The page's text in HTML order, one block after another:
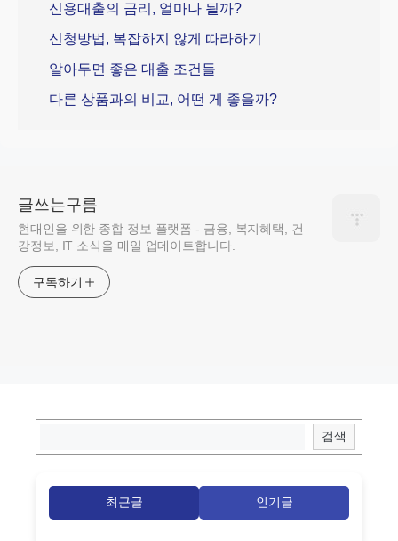
신용대출의 금리, 얼마나 될까?
신청방법, 복잡하지 않게 따라하기
알아두면 좋은 대출 조건들
다른 상품과의 비교, 어떤 게 좋을까?
글쓰는구름
현대인을 위한 종합 정보 플랫폼 - 금융, 복지혜택, 건
강정보, IT 소식을 매일 업데이트합니다.
구독하기
최근글 인기글